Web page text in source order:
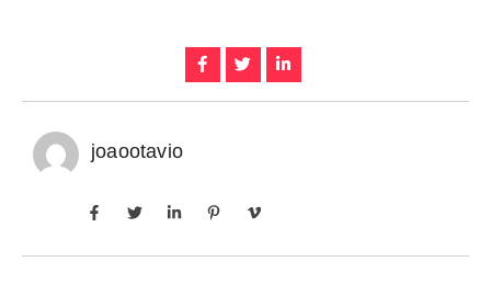
joaootavio